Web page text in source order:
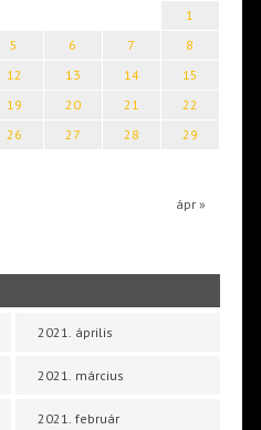
ápr »
1
5 6 7
8
12 13 14
15
19 20 21
22
26 27 28
29
2021. április
2021. március
2021. február